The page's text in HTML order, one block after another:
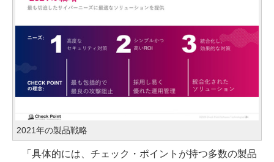
2021年の製品戦略
「具体的には、チェック・ポイントが持つ多数の製品